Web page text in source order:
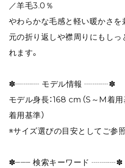
／羊毛3.0％
やわらかな毛感と軽い暖かさを
元の折り返しや襟周りにもしっ
れます。
✽┈┈┈ モデル情報 ┈┈┈✽
モデル身長：168 cm（S～M着
着用基準）
※サイズ選びの目安としてご参
✽┈┈┈ 検索キーワード ┈┈┈✽